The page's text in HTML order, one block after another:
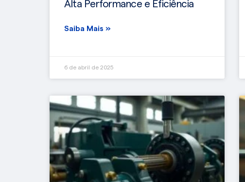
Alta Performance e Eficiência
Saiba Mais »
6 de abril de 2025